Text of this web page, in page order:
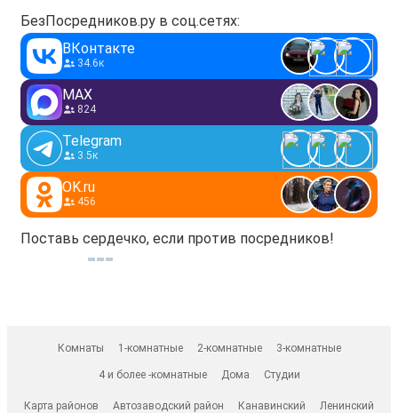
БезПосредников.ру в соц.сетях:
ВКонтакте
34.6к
MAX
824
Telegram
3.5к
OK.ru
456
Поставь сердечко, если против посредников!
Комнаты 1-комнатные 2-комнатные 3-комнатные
4 и более -комнатные Дома Студии
Карта районов Автозаводский район Канавинский Ленинский